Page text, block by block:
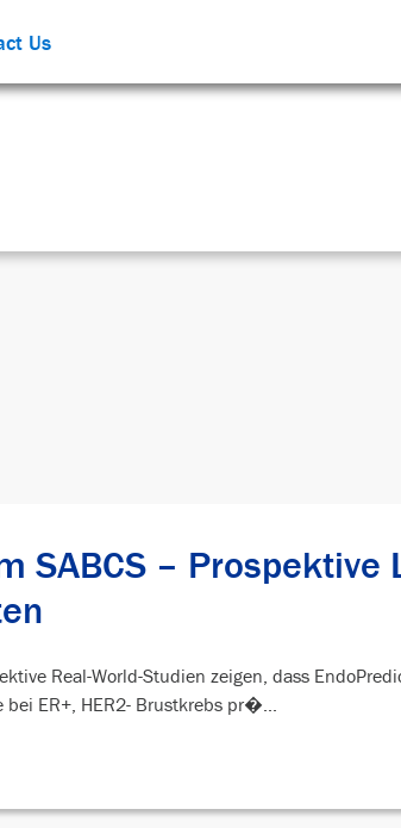
Us
SABCS – Prospektive
Real-World-Studien zeigen, dass
ER+, HER2- Brustkrebs pr�...